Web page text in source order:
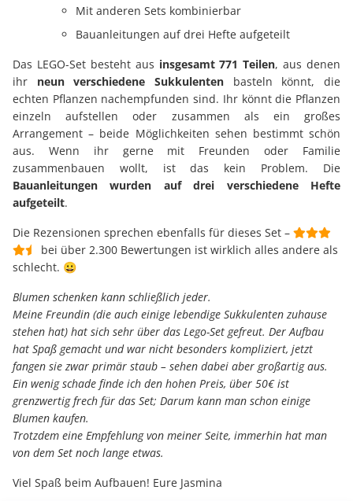
Mit anderen Sets kombinierbar
Bauanleitungen auf drei Hefte aufgeteilt
Das LEGO-Set besteht aus insgesamt 771 Teilen, aus denen
ihr neun verschiedene Sukkulenten basteln könnt, die
echten Pflanzen nachempfunden sind. Ihr könnt die Pflanzen
einzeln aufstellen oder zusammen als ein großes
Arrangement – beide Möglichkeiten sehen bestimmt schön
aus. Wenn ihr gerne mit Freunden oder Familie
zusammenbauen wollt, ist das kein Problem. Die
Bauanleitungen wurden auf drei verschiedene Hefte
aufgeteilt.
Die Rezensionen sprechen ebenfalls für dieses Set –
bei über 2.300 Bewertungen ist wirklich alles andere als
schlecht. 😀
Blumen schenken kann schließlich jeder.
Meine Freundin (die auch einige lebendige Sukkulenten zuhause
stehen hat) hat sich sehr über das Lego-Set gefreut. Der Aufbau
hat Spaß gemacht und war nicht besonders kompliziert, jetzt
fangen sie zwar primär staub – sehen dabei aber großartig aus.
Ein wenig schade finde ich den hohen Preis, über 50€ ist
grenzwertig frech für das Set; Darum kann man schon einige
Blumen kaufen.
Trotzdem eine Empfehlung von meiner Seite, immerhin hat man
von dem Set noch lange etwas.
Viel Spaß beim Aufbauen! Eure Jasmina